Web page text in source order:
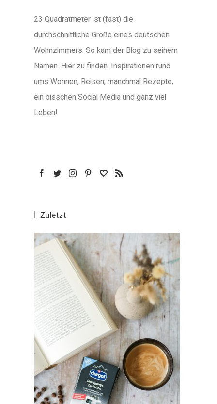
23 Quadratmeter ist (fast) die
durchschnittliche Größe eines deutschen
Wohnzimmers. So kam der Blog zu seinem
Namen. Hier zu finden: Inspirationen rund
ums Wohnen, Reisen, manchmal Rezepte,
ein bisschen Social Media und ganz viel
Leben!
Zuletzt